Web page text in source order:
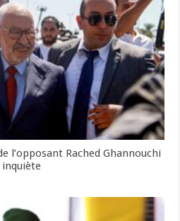
l’opposant Rached Ghannouchi
inquiète